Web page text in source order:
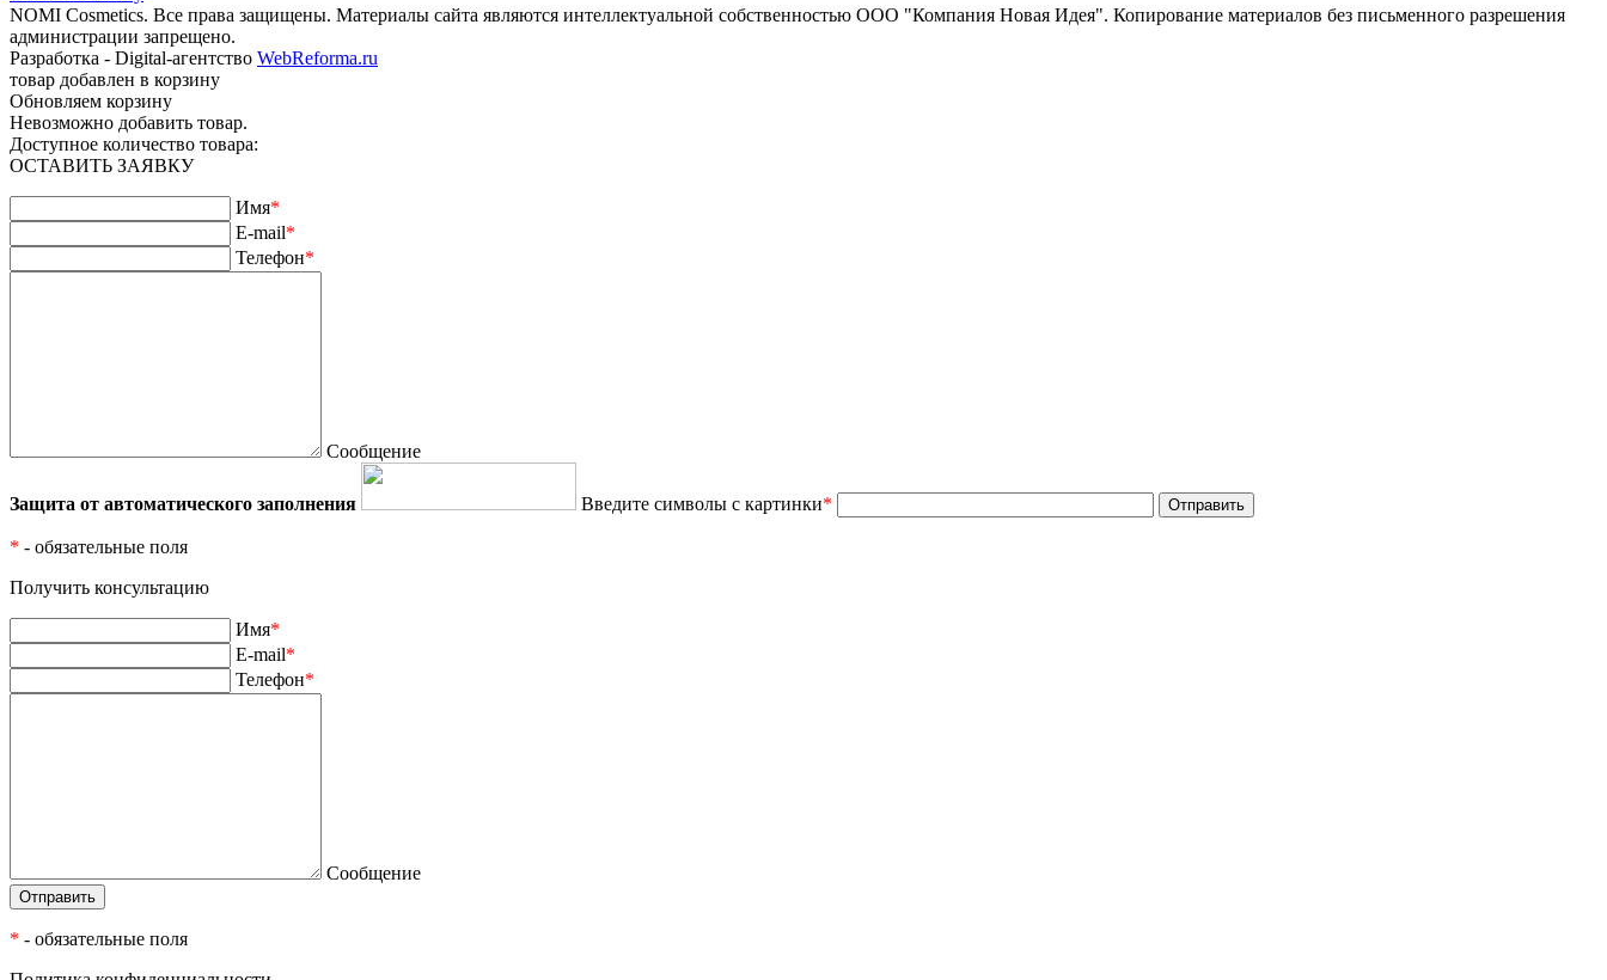
NOMI Сosmetics. Все права защищены. Материалы сайта являются интеллектуальной собственностью ООО "Компания Новая Идея". Копирование материалов без письменного разрешения
администрации запрещено.
Разработка - Digital-агентство WebReforma.ru
товар добавлен в корзину
Обновляем корзину
Невозможно добавить товар.
Доступное количество товара:
ОСТАВИТЬ ЗАЯВКУ
Имя*
E-mail*
Телефон*
Сообщение
Защита от автоматического заполнения Введите символы с картинки*
* - обязательные поля
Получить консультацию
Имя*
E-mail*
Телефон*
Сообщение
* - обязательные поля